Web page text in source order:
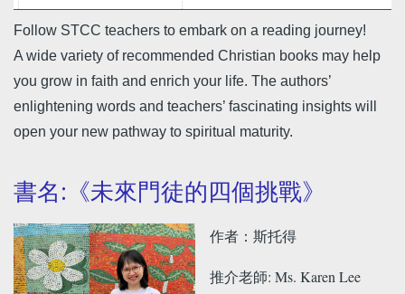
Follow STCC teachers to embark on a reading journey!
A wide variety of recommended Christian books may help
you grow in faith and enrich your life. The authors’
enlightening words and teachers’ fascinating insights will
open your new pathway to spiritual maturity.
書名:《未來門徒的四個挑戰》
作者：斯托得
推介老師: Ms. Karen Lee